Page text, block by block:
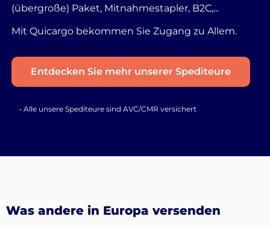
(übergroße) Paket, Mitnahmestapler, B2C,...
Mit Quicargo bekommen Sie Zugang zu Allem.
Entdecken Sie mehr unserer Spediteure
• Alle unsere Spediteure sind AVC/CMR versichert
Was andere in Europa versenden